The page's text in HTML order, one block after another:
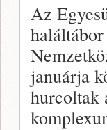
Az
januárja
hurcoltak